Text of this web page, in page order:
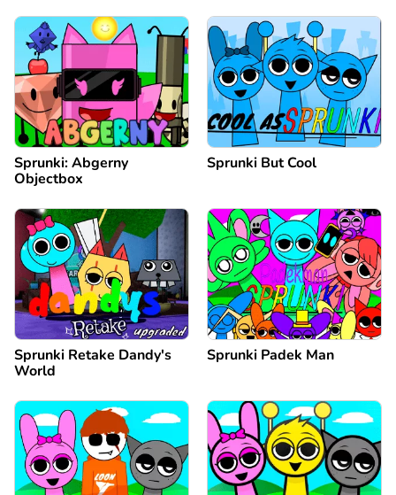
Sprunki: Abgerny
Objectbox
Sprunki But Cool
Sprunki Retake Dandy's
World
Sprunki Padek Man